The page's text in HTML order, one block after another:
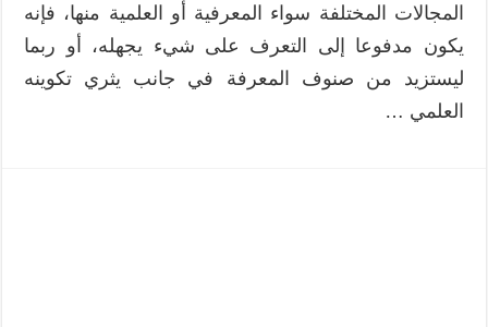
المجالات المختلفة سواء المعرفية أو العلمية منها، فإنه
يكون مدفوعا إلى التعرف على شيء يجهله، أو ربما
ليستزيد من صنوف المعرفة في جانب يثري تكوينه
العلمي …